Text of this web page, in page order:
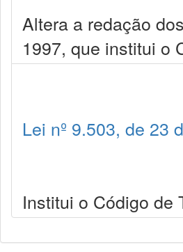
Altera a redação
1997, que institui o
Lei nº 9.503, de 23
Institui o Código de